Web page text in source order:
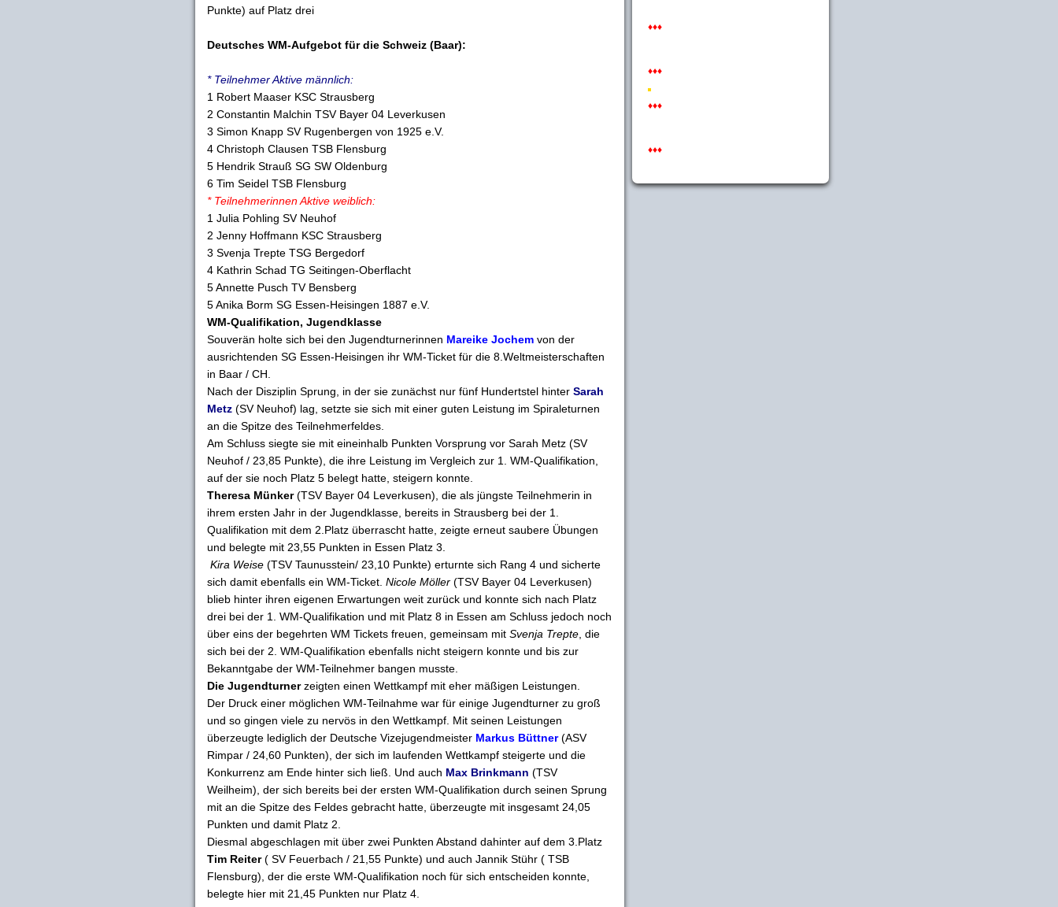
Punkte) auf Platz drei
Deutsches WM-Aufgebot für die Schweiz (Baar):
* Teilnehmer Aktive männlich:
1 Robert Maaser KSC Strausberg
2 Constantin Malchin TSV Bayer 04 Leverkusen
3 Simon Knapp SV Rugenbergen von 1925 e.V.
4 Christoph Clausen TSB Flensburg
5 Hendrik Strauß SG SW Oldenburg
6 Tim Seidel TSB Flensburg
* Teilnehmerinnen Aktive weiblich:
1 Julia Pohling SV Neuhof
2 Jenny Hoffmann KSC Strausberg
3 Svenja Trepte TSG Bergedorf
4 Kathrin Schad TG Seitingen-Oberflacht
5 Annette Pusch TV Bensberg
5 Anika Borm SG Essen-Heisingen 1887 e.V.
WM-Qualifikation, Jugendklasse
Souverän holte sich bei den Jugendturnerinnen Mareike Jochem von der
ausrichtenden SG Essen-Heisingen ihr WM-Ticket für die 8.Weltmeisterschaften
in Baar / CH.
Nach der Disziplin Sprung, in der sie zunächst nur fünf Hundertstel hinter Sarah
Metz (SV Neuhof) lag, setzte sie sich mit einer guten Leistung im Spiraleturnen
an die Spitze des Teilnehmerfeldes.
Am Schluss siegte sie mit eineinhalb Punkten Vorsprung vor Sarah Metz (SV
Neuhof / 23,85 Punkte), die ihre Leistung im Vergleich zur 1. WM-Qualifikation,
auf der sie noch Platz 5 belegt hatte, steigern konnte.
Theresa Münker(TSV Bayer 04 Leverkusen), die als jüngste Teilnehmerin in
ihrem ersten Jahr in der Jugendklasse, bereits in Strausberg bei der 1.
Qualifikation mit dem 2.Platz überrascht hatte, zeigte erneut saubere Übungen
und belegte mit 23,55 Punkten in Essen Platz 3.
Kira Weise (TSV Taunusstein/ 23,10 Punkte) erturnte sich Rang 4 und sicherte
sich damit ebenfalls ein WM-Ticket. Nicole Möller (TSV Bayer 04 Leverkusen)
blieb hinter ihren eigenen Erwartungen weit zurück und konnte sich nach Platz
drei bei der 1. WM-Qualifikation und mit Platz 8 in Essen am Schluss jedoch noch
über eins der begehrten WM Tickets freuen, gemeinsam mit Svenja Trepte , die
sich bei der 2. WM-Qualifikation ebenfalls nicht steigern konnte und bis zur
Bekanntgabe der WM-Teilnehmer bangen musste.
Die Jugendturnerzeigten einen Wettkampf mit eher mäßigen Leistungen.
Der Druck einer möglichen WM-Teilnahme war für einige Jugendturner zu groß
und so gingen viele zu nervös in den Wettkampf. Mit seinen Leistungen
überzeugte lediglich der Deutsche Vizejugendmeister Markus Büttner(ASV
Rimpar / 24,60 Punkten), der sich im laufenden Wettkampf steigerte und die
Konkurrenz am Ende hinter sich ließ. Und auch Max Brinkmann (TSV
Weilheim), der sich bereits bei der ersten WM-Qualifikation durch seinen Sprung
mit an die Spitze des Feldes gebracht hatte, überzeugte mit insgesamt 24,05
Punkten und damit Platz 2.
Diesmal abgeschlagen mit über zwei Punkten Abstand dahinter auf dem 3.Platz
Tim Reiter( SV Feuerbach / 21,55 Punkte) und auch Jannik Stühr ( TSB
Flensburg), der die erste WM-Qualifikation noch für sich entscheiden konnte,
belegte hier mit 21,45 Punkten nur Platz 4.
♦♦♦
♦♦♦
♦♦♦
♦♦♦